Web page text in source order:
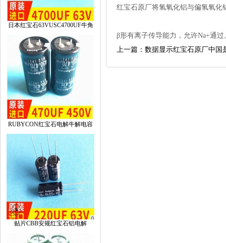
日本红宝石63VUSC4700UF牛角
RUBYCON红宝石电解牛解电容
贴片CBB安规红宝石铝电解
红宝石原厂将氢氧化铝与偏氢氧化
β形有离子传导能力，允许Na+通过
上一篇：数据显示红宝石原厂中国